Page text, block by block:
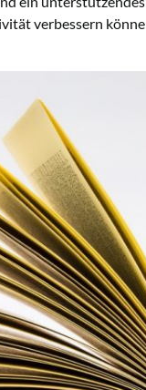
verbessern